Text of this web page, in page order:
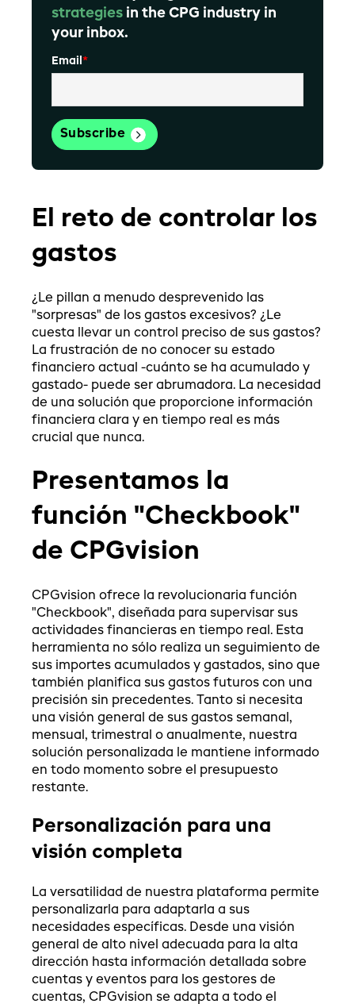
strategies in the CPG industry in
your inbox.
Email *
El reto de controlar los
gastos
¿Le pillan a menudo desprevenido las
"sorpresas" de los gastos excesivos? ¿Le
cuesta llevar un control preciso de sus gastos?
La frustración de no conocer su estado
financiero actual -cuánto se ha acumulado y
gastado- puede ser abrumadora. La necesidad
de una solución que proporcione información
financiera clara y en tiempo real es más
crucial que nunca.
Presentamos la
función "Checkbook"
de CPGvision
CPGvision ofrece la revolucionaria función
"Checkbook", diseñada para supervisar sus
actividades financieras en tiempo real. Esta
herramienta no sólo realiza un seguimiento de
sus importes acumulados y gastados, sino que
también planifica sus gastos futuros con una
precisión sin precedentes. Tanto si necesita
una visión general de sus gastos semanal,
mensual, trimestral o anualmente, nuestra
solución personalizada le mantiene informado
en todo momento sobre el presupuesto
restante.
Personalización para una
visión completa
La versatilidad de nuestra plataforma permite
personalizarla para adaptarla a sus
necesidades específicas. Desde una visión
general de alto nivel adecuada para la alta
dirección hasta información detallada sobre
cuentas y eventos para los gestores de
cuentas, CPGvision se adapta a todo el